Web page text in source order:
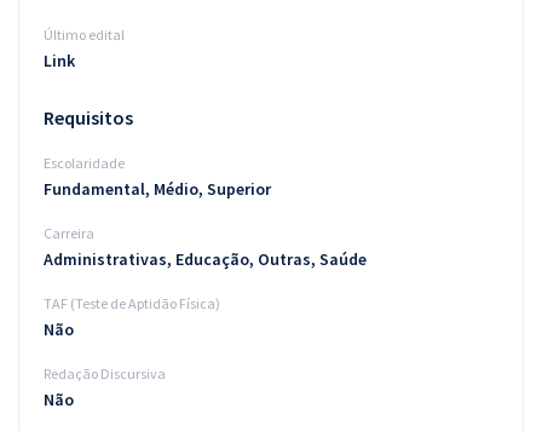
Atendimento
Último edital
Link
Requisitos
Escolaridade
Fundamental, Médio, Superior
Carreira
Administrativas, Educação, Outras, Saúde
TAF (Teste de Aptidão Física)
Não
Redação Discursiva
Não